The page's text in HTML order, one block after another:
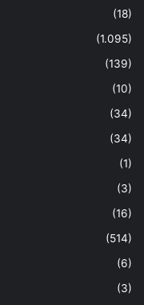
(18)
(1.095)
(139)
(10)
(34)
(34)
(1)
(3)
(16)
(514)
(6)
(3)